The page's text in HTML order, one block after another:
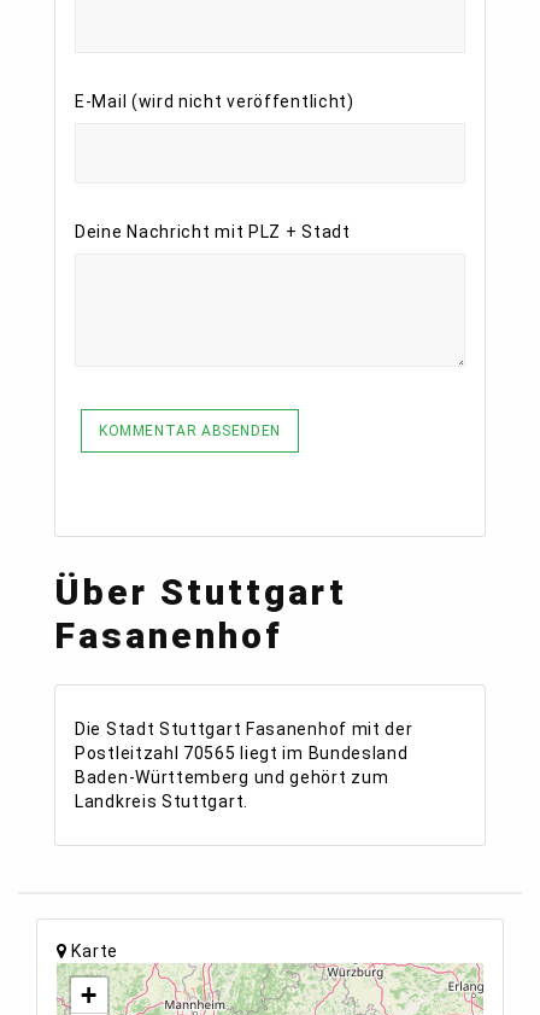
E-Mail (wird nicht veröffentlicht)
Deine Nachricht mit PLZ + Stadt
KOMMENTAR ABSENDEN
Über Stuttgart
Fasanenhof
Die Stadt Stuttgart Fasanenhof mit der
Postleitzahl 70565 liegt im Bundesland
Baden-Württemberg und gehört zum
Landkreis Stuttgart.
Karte
+